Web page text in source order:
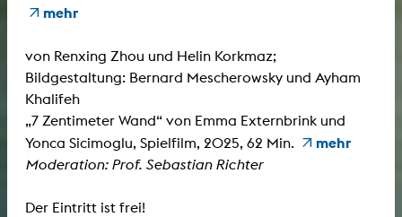
mehr
von Renxing Zhou und Helin Korkmaz;
Bildgestaltung: Bernard Mescherowsky und Ayham
Khalifeh
„7 Zentimeter Wand“ von Emma Externbrink und
Yonca Sicimoglu, Spielfilm, 2025, 62 Min.
mehr
Moderation: Prof. Sebastian Richter
Der Eintritt ist frei!